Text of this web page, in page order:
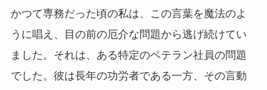
かつて専務だった頃の私は、この言葉を魔法のよ
うに唱え、目の前の厄介な問題から逃げ続けてい
ました。それは、ある特定のベテラン社員の問題
でした。彼は長年の功労者である一方、その言動